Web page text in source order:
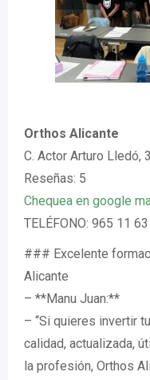
Orthos Alicante
C. Actor Arturo Lledó,
Reseñas: 5
Chequea en google
TELÉFONO: 965 11
### Excelente
Alicante
– **Manu Juan:**
– “Si quieres invertir
calidad, actualizada,
la profesión, Orthos